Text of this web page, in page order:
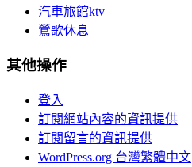
汽車旅館ktv
鶯歌休息
其他操作
登入
訂閱網站內容的資訊提供
訂閱留言的資訊提供
WordPress.org 台灣繁體中文